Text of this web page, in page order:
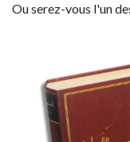
Ou serez-vous l'un